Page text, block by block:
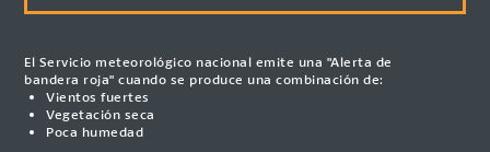
El Servicio meteorológico nacional emite una "Alerta de
bandera roja" cuando se produce una combinación de:
Vientos fuertes
Vegetación seca
Poca humedad